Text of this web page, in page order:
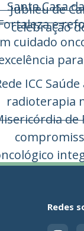
Jubileu de
celebração
ICC
radioterapia
de
Redes